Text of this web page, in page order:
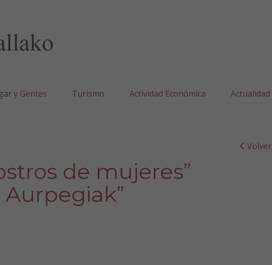
y Gentes Turismo Actividad Económica Actualidad
Volver
de mujeres”